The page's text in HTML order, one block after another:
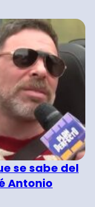
se sabe del
Antonio